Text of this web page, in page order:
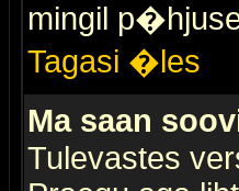
mingil
Tagasi �les
Ma saan
Tulevastes